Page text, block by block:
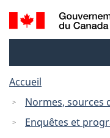
Recherche
et
Accueil
Normes, sources
Enquêtes et